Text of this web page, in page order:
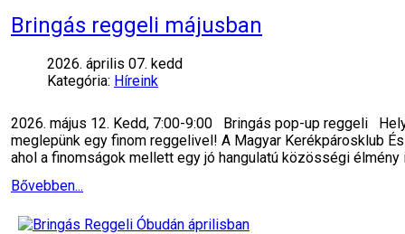
Bringás reggeli májusban
2026. április 07. kedd
Kategória: Híreink
2026. május 12. Kedd, 7:00-9:00 Bringás pop-up reggeli
meglepünk egy finom reggelivel! A Magyar Kerékpárosklub
ahol a finomságok mellett egy jó hangulatú közösségi élmény
Bővebben...